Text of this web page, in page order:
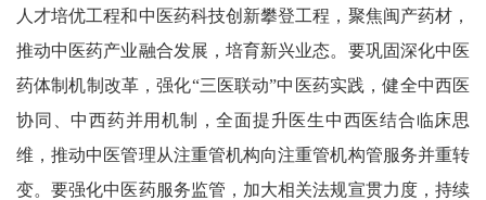
人才培优工程和中医药科技创新攀登工程，聚焦闽产药材，
推动中医药产业融合发展，培育新兴业态。要巩固深化中医
药体制机制改革，强化“三医联动”中医药实践，健全中西医
协同、中西药并用机制，全面提升医生中西医结合临床思
维，推动中医管理从注重管机构向注重管机构管服务并重转
变。要强化中医药服务监管，加大相关法规宣贯力度，持续